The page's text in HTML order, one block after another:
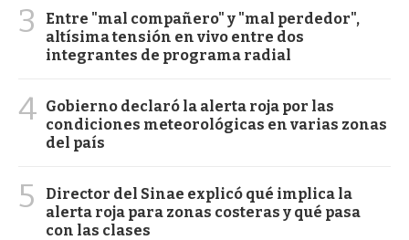
3
Entre "mal compañero" y "mal perdedor",
altísima tensión en vivo entre dos
integrantes de programa radial
4 Gobierno declaró la alerta roja por las
condiciones meteorológicas en varias zonas
del país
5
Director del Sinae explicó qué implica la
alerta roja para zonas costeras y qué pasa
con las clases